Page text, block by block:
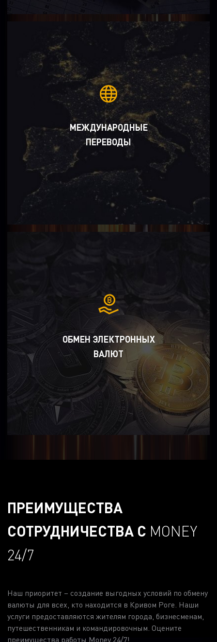
МЕЖДУНАРОДНЫЕ
ПЕРЕВОДЫ
ОБМЕН ЭЛЕКТРОННЫХ
ВАЛЮТ
ПРЕИМУЩЕСТВА
СОТРУДНИЧЕСТВА С MONEY
24/7
Наш приоритет – создание выгодных условий по обмену
валюты для всех, кто находится в Кривом Роге. Наши
услуги предоставляются жителям города, бизнесменам,
путешественникам и командировочным. Оцените
преимущества работы Money 24/7!